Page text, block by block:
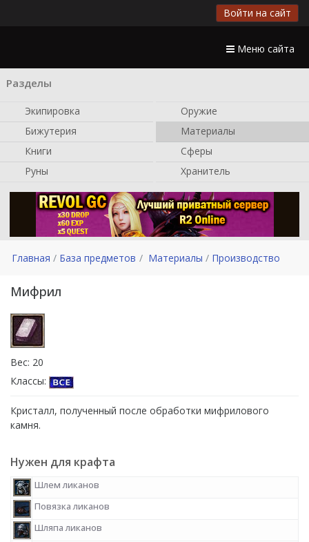
Войти на сайт
Меню сайта
Разделы
Экипировка
Оружие
Бижутерия
Материалы
Книги
Сферы
Руны
Хранитель
Главная База предметов Материалы Производство
Мифрил
Вес: 20
Классы:
Кристалл, полученный после обработки мифрилового
камня.
Нужен для крафта
Шлем ликанов
Повязка ликанов
Шляпа ликанов